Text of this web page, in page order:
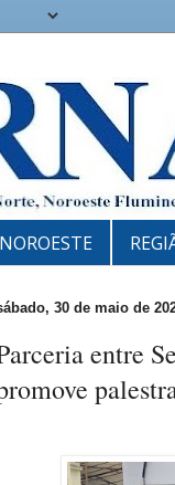
30 de maio de
entre